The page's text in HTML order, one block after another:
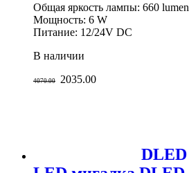
Общая яркость лампы: 660 lumen
Мощность: 6 W
Питание: 12/24V DC
В наличии
4070.00 2035.00
DLED